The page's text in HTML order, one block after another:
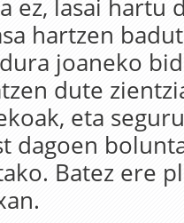
ez, lasai hartu
hartzen
joaneko
dute
eta
dagoen
Batez ere